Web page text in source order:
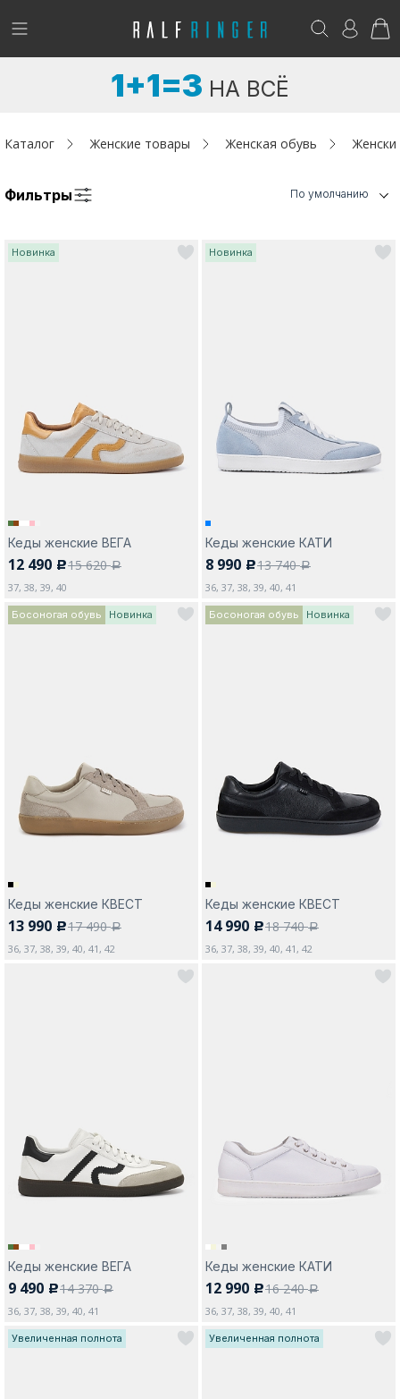
!
Женщинам
Да, все верно Изменить город
Возникли вопросы? - club@ralf.ru
1+1=3 НА ВСЁ
Каталог Женские товары Женская обувь
Фильтры По умолчанию
Новинка
Кеды женские ВЕГА
12 490 c15 620a
37, 38, 39, 40
Новинка
Кеды женские КАТИ
8 990 c13 740a
36, 37, 38, 39, 40, 41
Босоногая обувь Новинка
Кеды женские КВЕСТ
13 990 c17 490a
36, 37, 38, 39, 40, 41, 42
Босоногая обувь Новинка
Кеды женские КВЕСТ
14 990 c18 740a
36, 37, 38, 39, 40, 41, 42
Кеды женские ВЕГА
9 490 c14 370a
36, 37, 38, 39, 40, 41
Кеды женские КАТИ
12 990 c16 240a
36, 37, 38, 39, 40, 41
Увеличенная полнота Увеличенная полнота